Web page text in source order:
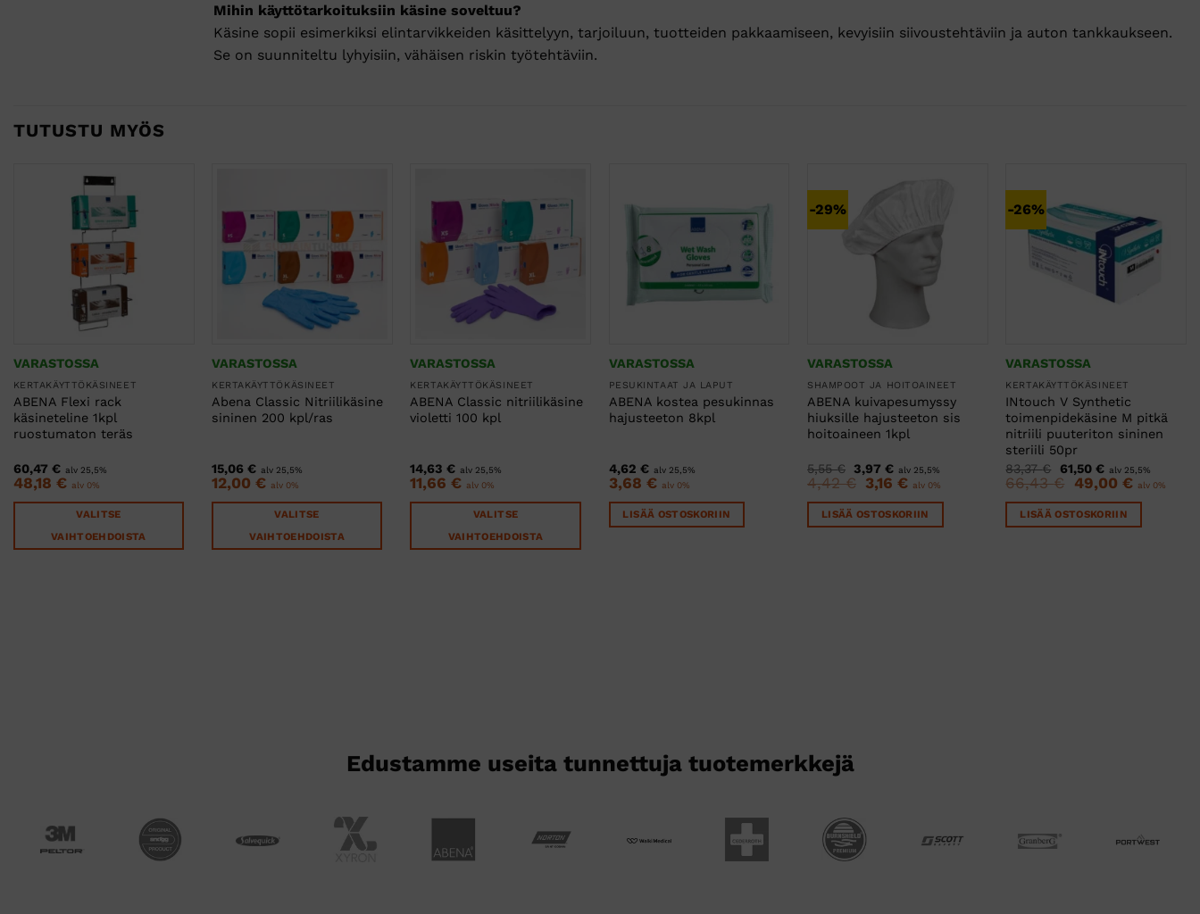
Mihin käyttötarkoituksiin käsine soveltuu?
Käsine sopii esimerkiksi elintarvikkeiden käsittelyyn, tarjoiluun, tuotteiden pakkaamiseen, kevyisiin siivoustehtäviin ja auton tankkaukseen.
Se on suunniteltu lyhyisiin, vähäisen riskin työtehtäviin.
TUTUSTU MYÖS
VARASTOSSA
KERTAKÄYTTÖKÄSINEET
ABENA Flexi rack
käsineteline 1kpl
ruostumaton teräs
60,47 € alv 25,5%
48,18 € alv 0%
VALITSE
VAIHTOEHDOISTA
VARASTOSSA
KERTAKÄYTTÖKÄSINEET
Abena Classic Nitriilikäsine
sininen 200 kpl/ras
15,06€ alv 25,5%
12,00€ alv 0%
VALITSE
VAIHTOEHDOISTA
VARASTOSSA
KERTAKÄYTTÖKÄSINEET
ABENA Classic nitriilikäsine
violetti 100 kpl
14,63€ alv 25,5%
11,66€ alv 0%
VALITSE
VAIHTOEHDOISTA
VARASTOSSA
PESUKINTAAT JA LAPUT
ABENA kostea pesukinnas
hajusteeton 8kpl
4,62 € alv 25,5%
3,68 € alv 0%
LISÄÄ OSTOSKORIIN
-29%
VARASTOSSA
SHAMPOOT JA HOITOAINEET
ABENA kuivapesumyssy
hiuksille hajusteeton sis
hoitoaineen 1kpl
5,55€
Alkuperäinen
hinta
oli:
5,55 €.
3,97€Nykyinen
hinta
on:
3,97 €.
alv 25,5%
4,42€
Alkuperäinen
hinta
oli:
4,42 €.
3,16€ Nykyinen
on:
3,16 €.
alv 0%
LISÄÄ OSTOSKORIIN
-26%
VARASTOSSA
KERTAKÄYTTÖKÄSINEET
INtouch V Synthetic
toimenpidekäsine M pitkä
nitriili puuteriton sininen
steriili 50pr
83,37€
Alkuperäinen
hinta
oli:
83,37 €.
61,50 €Nykyinen
hinta
on:
61,50 €.
alv 25,5%
66,43€
Alkuperäinen
hinta
oli:
66,43 €.
49,00 €Nykyinen
on:
alv 0%
LISÄÄ OSTOSKORIIN
Edustamme useita tunnettuja tuotemerkkejä